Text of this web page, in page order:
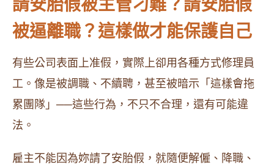
請安胎假被主管刁難？請安胎假
被逼離職？這樣做才能保護自己
有些公司表面上准假，實際上卻用各種方式修理員
工。像是被調職、不續聘，甚至被暗示「這樣會拖
累團隊」──這些行為，不只不合理，還有可能違
法。
雇主不能因為妳請了安胎假，就隨便解僱、降職、